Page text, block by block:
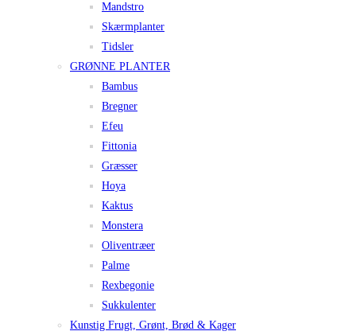
Mandstro
Skærmplanter
Tidsler
GRØNNE PLANTER
Bambus
Bregner
Efeu
Fittonia
Græsser
Hoya
Kaktus
Monstera
Oliventræer
Palme
Rexbegonie
Sukkulenter
Kunstig Frugt, Grønt, Brød & Kager